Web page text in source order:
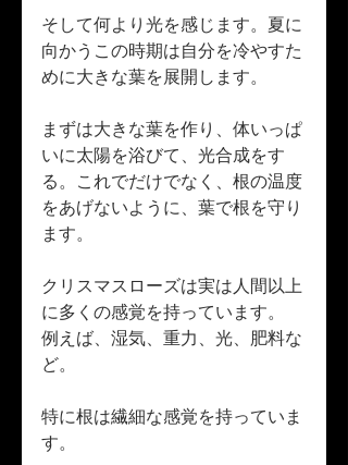
そして何より光を感じます。夏に
向かうこの時期は自分を冷やすた
めに大きな葉を展開します。
まずは大きな葉を作り、体いっぱ
いに太陽を浴びて、光合成をす
る。これでだけでなく、根の温度
をあげないように、葉で根を守り
ます。
クリスマスローズは実は人間以上
に多くの感覚を持っています。
例えば、湿気、重力、光、肥料な
ど。
特に根は繊細な感覚を持っていま
す。